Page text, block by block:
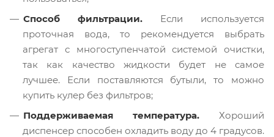
Способ фильтрации. Если используется
проточная вода, то рекомендуется выбрать
агрегат с многоступенчатой системой очистки,
так как качество жидкости будет не самое
лучшее. Если поставляются бутыли, то можно
купить кулер без фильтров;
Поддерживаемая температура. Хороший
диспенсер способен охладить воду до 4 градусов.